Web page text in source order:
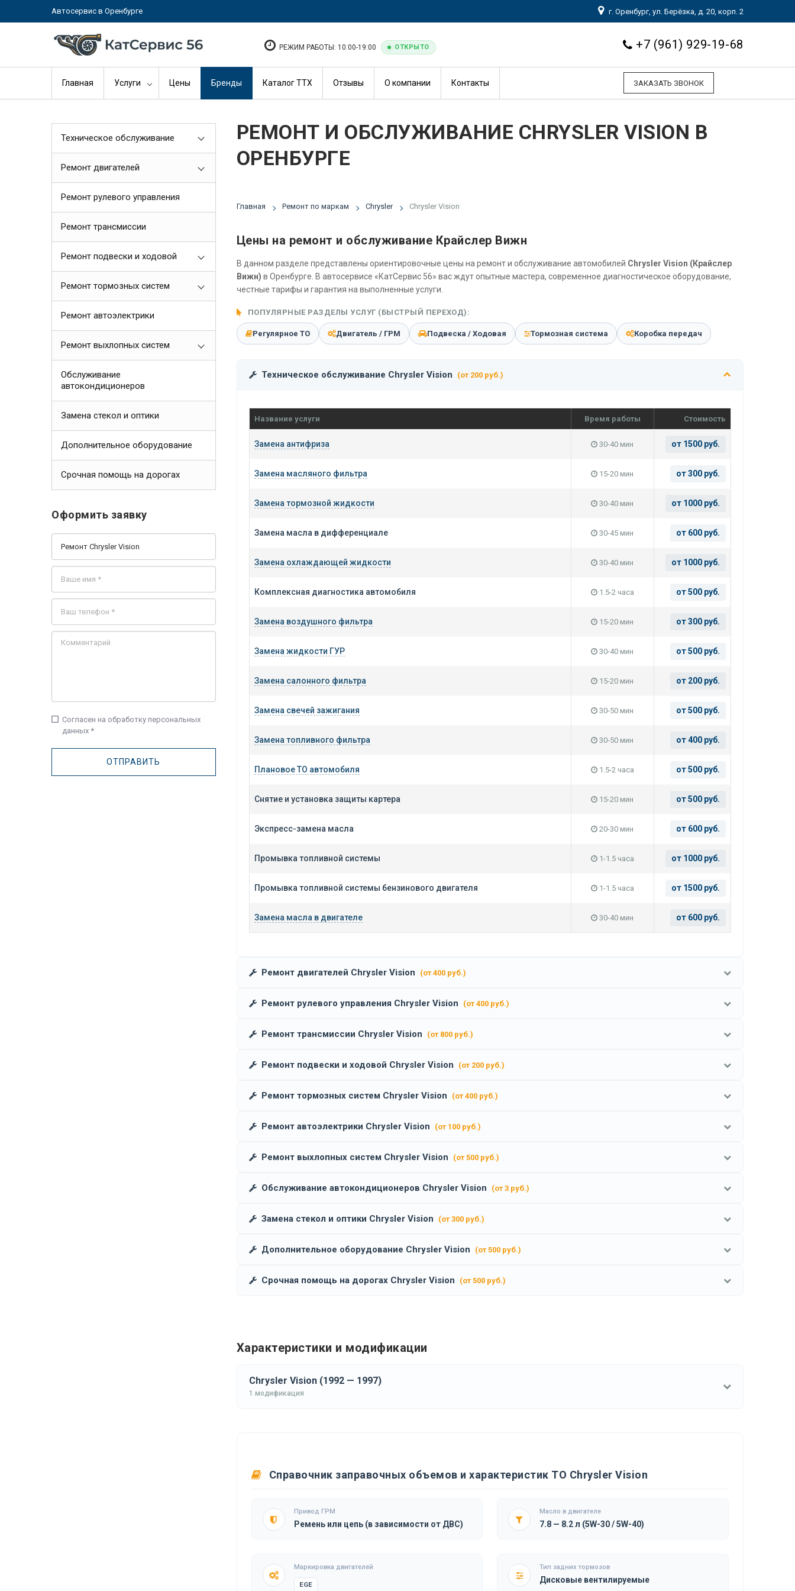
Автосервис в Оренбурге г. Оренбург, ул. Берёзка, д. 20, корп. 2
+7 (961) 929-19-68
РЕЖИМ РАБОТЫ: 10:00-19:00 ОТКРЫТО
ЗАКАЗАТЬ ЗВОНОК
Главная Услуги Цены Бренды Каталог ТТХ Отзывы О компании Контакты
РЕМОНТ И ОБСЛУЖИВАНИЕ CHRYSLER VISION В
ОРЕНБУРГЕ
Главная Ремонт по маркам Chrysler Chrysler Vision
Цены на ремонт и обслуживание Крайслер Вижн
В данном разделе представлены ориентировочные цены на ремонт и обслуживание автомобилей Chrysler Vision (Крайслер
Вижн) в Оренбурге. В автосервисе «КатСервис 56» вас ждут опытные мастера, современное диагностическое оборудование,
честные тарифы и гарантия на выполненные услуги.
ПОПУЛЯРНЫЕ РАЗДЕЛЫ УСЛУГ (БЫСТРЫЙ ПЕРЕХОД):
Регулярное ТО Двигатель / ГРМ Подвеска / Ходовая Тормозная система Коробка передач
Техническое обслуживание Chrysler Vision (от 200 руб.)
Название услуги Время работы Стоимость
Замена антифриза 30-40 мин от 1500 руб.
Замена масляного фильтра 15-20 мин от 300 руб.
Замена тормозной жидкости 30-40 мин от 1000 руб.
Замена масла в дифференциале 30-45 мин от 600 руб.
Замена охлаждающей жидкости 30-40 мин от 1000 руб.
Комплексная диагностика автомобиля 1.5-2 часа от 500 руб.
Замена воздушного фильтра 15-20 мин от 300 руб.
Замена жидкости ГУР 30-40 мин от 500 руб.
Замена салонного фильтра 15-20 мин от 200 руб.
Замена свечей зажигания 30-50 мин от 500 руб.
Замена топливного фильтра 30-50 мин от 400 руб.
Плановое ТО автомобиля 1.5-2 часа от 500 руб.
Снятие и установка защиты картера 15-20 мин от 500 руб.
Экспресс-замена масла 20-30 мин от 600 руб.
Промывка топливной системы 1-1.5 часа от 1000 руб.
Промывка топливной системы бензинового двигателя 1-1.5 часа от 1500 руб.
Замена масла в двигателе 30-40 мин от 600 руб.
Ремонт двигателей Chrysler Vision (от 400 руб.)
Ремонт рулевого управления Chrysler Vision (от 400 руб.)
Ремонт трансмиссии Chrysler Vision (от 800 руб.)
Ремонт подвески и ходовой Chrysler Vision (от 200 руб.)
Ремонт тормозных систем Chrysler Vision (от 400 руб.)
Ремонт автоэлектрики Chrysler Vision (от 100 руб.)
Ремонт выхлопных систем Chrysler Vision (от 500 руб.)
Обслуживание автокондиционеров Chrysler Vision (от 3 руб.)
Замена стекол и оптики Chrysler Vision (от 300 руб.)
Дополнительное оборудование Chrysler Vision (от 500 руб.)
Срочная помощь на дорогах Chrysler Vision (от 500 руб.)
Характеристики и модификации
Chrysler Vision (1992 — 1997)
1 модификация
Справочник заправочных объемов и характеристик ТО Chrysler Vision
Привод ГРМ
Ремень или цепь (в зависимости от ДВС)
Масло в двигателе
7.8 — 8.2 л (5W-30 / 5W-40)
Маркировка двигателей
EGE
Тип задних тормозов
Дисковые вентилируемые
Техническое обслуживание
Ремонт двигателей
Ремонт рулевого управления
Ремонт трансмиссии
Ремонт подвески и ходовой
Ремонт тормозных систем
Ремонт автоэлектрики
Ремонт выхлопных систем
Обслуживание
автокондиционеров
Замена стекол и оптики
Дополнительное оборудование
Срочная помощь на дорогах
Оформить заявку
check_box_outline_blank Согласен на обработку персональных
данных *